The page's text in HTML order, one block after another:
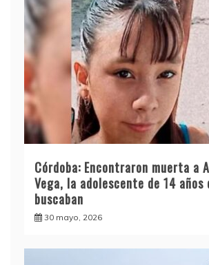
Córdoba: Encontraron muerta a
Vega, la adolescente de 14 años
buscaban
30 mayo, 2026